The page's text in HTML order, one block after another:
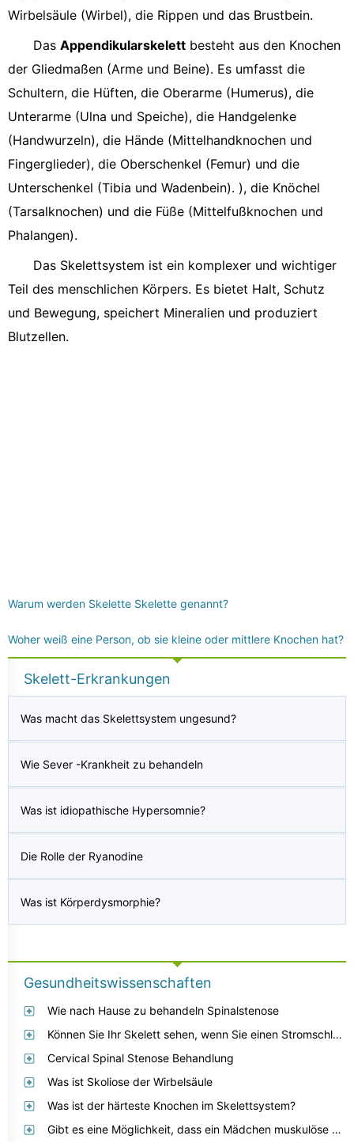
Wirbelsäule (Wirbel), die Rippen und das Brustbein.
Das Appendikularskelett besteht aus den Knochen
der Gliedmaßen (Arme und Beine). Es umfasst die
Schultern, die Hüften, die Oberarme (Humerus), die
Unterarme (Ulna und Speiche), die Handgelenke
(Handwurzeln), die Hände (Mittelhandknochen und
Fingerglieder), die Oberschenkel (Femur) und die
Unterschenkel (Tibia und Wadenbein). ), die Knöchel
(Tarsalknochen) und die Füße (Mittelfußknochen und
Phalangen).
Das Skelettsystem ist ein komplexer und wichtiger
Teil des menschlichen Körpers. Es bietet Halt, Schutz
und Bewegung, speichert Mineralien und produziert
Blutzellen.
Warum werden Skelette Skelette genannt?
Woher weiß eine Person, ob sie kleine oder mittlere Knochen hat?
Skelett-Erkrankungen
Was macht das Skelettsystem ungesund?
Wie Sever -Krankheit zu behandeln
Was ist idiopathische Hypersomnie?
Die Rolle der Ryanodine
Was ist Körperdysmorphie?
Gesundheitswissenschaften
Wie nach Hause zu behandeln Spinalstenose
Können Sie Ihr Skelett sehen, wenn Sie einen Stromschlag erleiden?
Cervical Spinal Stenose Behandlung
Was ist Skoliose der Wirbelsäule
Was ist der härteste Knochen im Skelettsystem?
Gibt es eine Möglichkeit, dass ein Mädchen muskulöse Arme loswird?